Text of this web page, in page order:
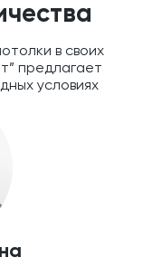
в своих
предлагает
условиях